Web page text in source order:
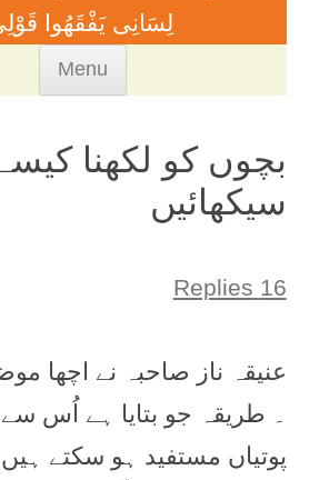
لِسَانِی يَفْقَھُوا
Menu
بچوں کو لکھنا
سيکھائيں
16 Replies
عنيقہ ناز صاحبہ نے اچھا
۔ طريقہ جو بتايا ہے اُس سے
پوتياں مستفيد ہو سکتے